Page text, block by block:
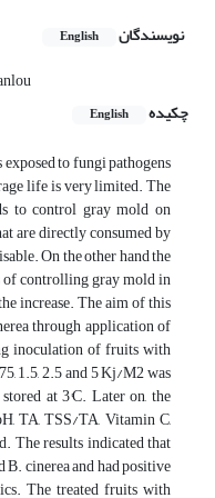
نویسندگان English
چکیده
English
to fungi pathogens
life is very limited. The
to control gray mold on
are directly consumed by
On the other hand the
of controlling gray mold in
increase. The aim of this
through application of
inoculation of fruits with
1.5, 2.5 and 5 Kj/M2 was
at 3°C. Later on, the
TA, TSS/TA, Vitamin C,
The results indicated that
cinerea and had positive
The treated fruits with